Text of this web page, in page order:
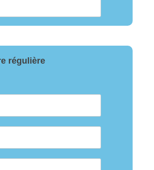
régulière